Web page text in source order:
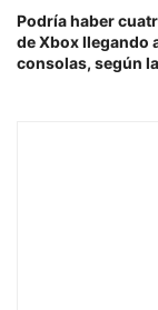
Podría haber
de Xbox llegando
consolas, según